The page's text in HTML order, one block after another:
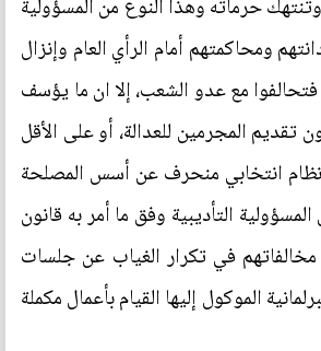
حرماته وهذا النوع من المسؤولية
ومحاكمتهم أمام الرأي العام وإنزال
مع عدو الشعب، إلا ان ما يؤسف
تقديم المجرمين للعدالة، أو على الأقل
نظام انتخابي منحرف عن أسس المصلحة
التأديبية وفق ما أمر به قانون
والنظام الداخلي للمجلس لعام 2006 المعدل وتتمثل مخالفاتهم في تكرار الغياب عن جلسات
الموكول إليها القيام بأعمال مكملة